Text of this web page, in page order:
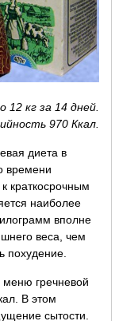
12 кг за 14 дней.
970 Ккал.
диета в
времени
краткосрочным
наиболее
вполне
веса, чем
похудение.
меню гречневой
В этом
сытости.